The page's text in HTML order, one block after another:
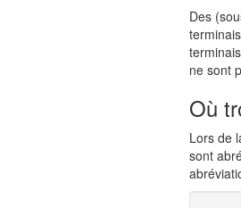
Des
ne sont
Où
Lors de
sont